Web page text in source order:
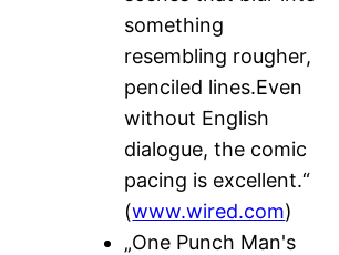
something
resembling rougher,
penciled lines.Even
without English
dialogue, the comic
pacing is excellent.“
(www.wired.com)
„One Punch Man's